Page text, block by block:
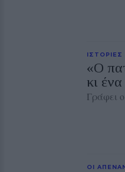
ΙΣΤΟΡΙΕΣ
«Ο
κι
ΟΙ